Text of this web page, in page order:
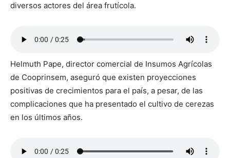
diversos actores del área frutícola.
Helmuth Pape, director comercial de Insumos Agrícolas
de Cooprinsem, aseguró que existen proyecciones
positivas de crecimientos para el país, a pesar, de las
complicaciones que ha presentado el cultivo de cerezas
en los últimos años.